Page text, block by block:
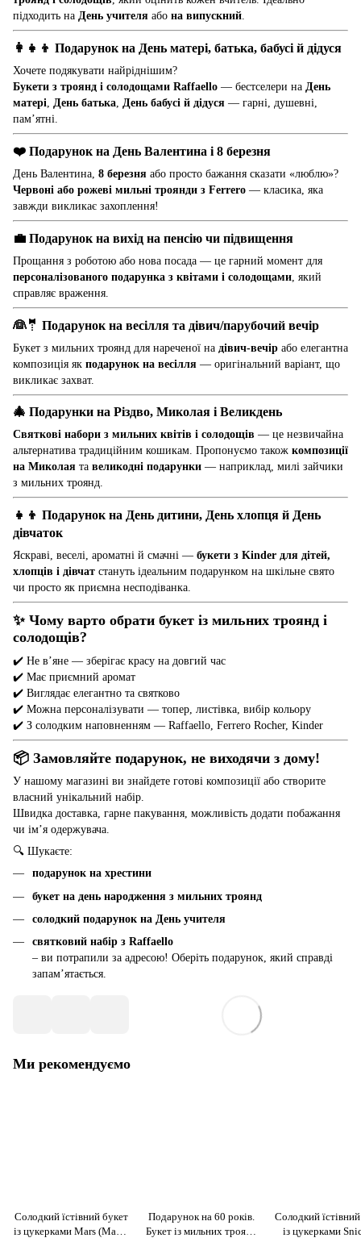
підходить на День учителя або на випускний.
👩‍👧‍👦 Подарунок на День матері, батька, бабусі й дідуся
Хочете подякувати найріднішим?
Букети з троянд і солодощами Raffaello — бестселери на День
матері, День батька, День бабусі й дідуся — гарні, душевні,
пам’ятні.
❤️ Подарунок на День Валентина і 8 березня
День Валентина, 8 березня або просто бажання сказати «люблю»?
Червоні або рожеві мильні троянди з Ferrero — класика, яка
завжди викликає захоплення!
💼 Подарунок на вихід на пенсію чи підвищення
Прощання з роботою або нова посада — це гарний момент для
персоналізованого подарунка з квітами і солодощами , який
справляє враження.
👰🤵 Подарунок на весілля та дівич/парубочий вечір
Букет з мильних троянд для нареченої на дівич-вечір або елегантна
композиція як подарунок на весілля — оригінальний варіант, що
викликає захват.
🎄 Подарунки на Різдво, Миколая і Великдень
Святкові набори з мильних квітів і солодощів — це незвичайна
альтернатива традиційним кошикам. Пропонуємо також композиції
на Миколая та великодні подарунки — наприклад, милі зайчики
з мильних троянд.
👧👦 Подарунок на День дитини, День хлопця й День
дівчаток
Яскраві, веселі, ароматні й смачні — букети з Kinder для дітей,
хлопців і дівчат стануть ідеальним подарунком на шкільне свято
чи просто як приємна несподіванка.
✨ Чому варто обрати букет із мильних троянд і
солодощів?
✔️ Не в’яне — зберігає красу на довгий час
✔️ Має приємний аромат
✔️ Виглядає елегантно та святково
✔️ Можна персоналізувати — топер, листівка, вибір кольору
✔️ З солодким наповненням — Raffaello, Ferrero Rocher, Kinder
📦 Замовляйте подарунок, не виходячи з дому!
У нашому магазині ви знайдете готові композиції або створите
власний унікальний набір.
Швидка доставка, гарне пакування, можливість додати побажання
чи ім’я одержувача.
🔍 Шукаєте:
подарунок на хрестини
букет на день народження з мильних троянд
солодкий подарунок на День учителя
святковий набір з Raffaello
– ви потрапили за адресою! Оберіть подарунок, який справді
запам’ятається.
Ми рекомендуємо
Солодкий їстівний букет
із цукерками Mars (Марс)
Подарунок на 60 років.
Букет із мильних троянд
Солодкий
із цукерками